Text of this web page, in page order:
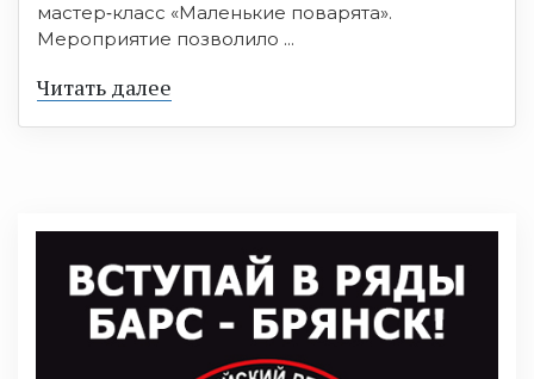
мастер‑класс «Маленькие поварята».
Мероприятие позволило ...
Читать далее